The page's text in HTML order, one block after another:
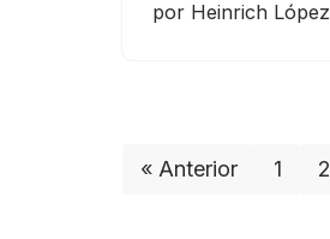
por Heinrich López
« Anterior 1 2